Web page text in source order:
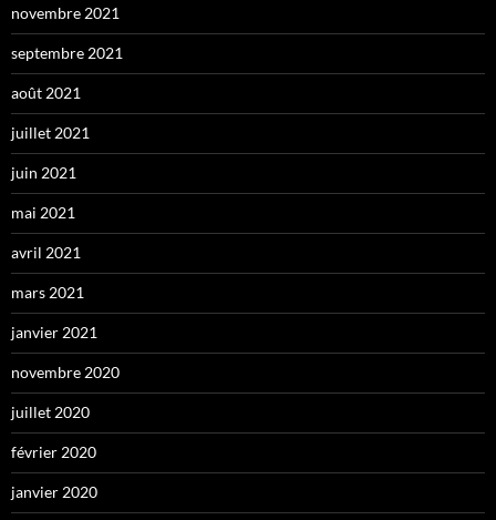
novembre 2021
septembre 2021
août 2021
juillet 2021
juin 2021
mai 2021
avril 2021
mars 2021
janvier 2021
novembre 2020
juillet 2020
février 2020
janvier 2020